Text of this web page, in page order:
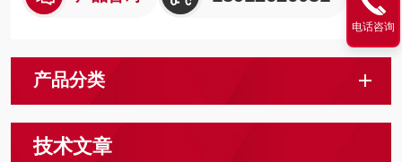
产品分类
技术文章
电话咨询